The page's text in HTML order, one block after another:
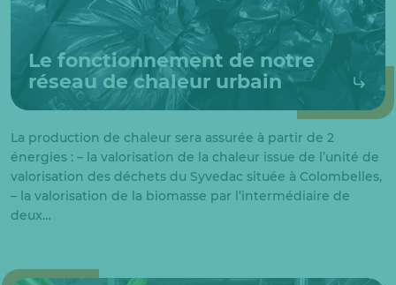
Le fonctionnement de notre
réseau de chaleur urbain
La production de chaleur sera assurée à partir de 2
énergies : – la valorisation de la chaleur issue de l’unité de
valorisation des déchets du Syvedac située à Colombelles,
– la valorisation de la biomasse par l’intermédiaire de
deux…